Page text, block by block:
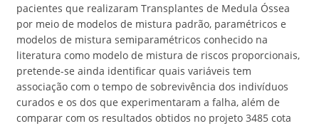
pacientes que realizaram Transplantes de Medula Óssea
por meio de modelos de mistura padrão, paramétricos e
modelos de mistura semiparamétricos conhecido na
literatura como modelo de mistura de riscos proporcionais,
pretende-se ainda identificar quais variáveis tem
associação com o tempo de sobrevivência dos indivíduos
curados e os dos que experimentaram a falha, além de
comparar com os resultados obtidos no projeto 3485 cota